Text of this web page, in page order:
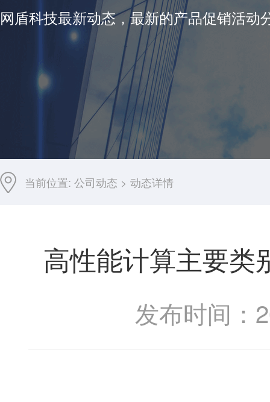
网盾科技最新动态，最新的产品促销活
当前位置: 公司动态 > 动态详情
高性能计算主要类
发布时间：